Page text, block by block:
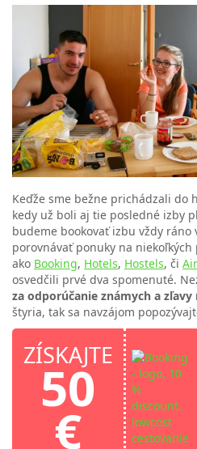
Keďže sme bežne prichádzali do
kedy už boli aj tie posledné izby
budeme bookovať izbu vždy
porovnávať ponuky na niekoľkých
ako Booking, Hotels, Hostels, či
osvedčili prvé dva spomenuté.
za odporúčanie známych a
štyria, tak sa navzájom
ZÍSKAJTE
50
€